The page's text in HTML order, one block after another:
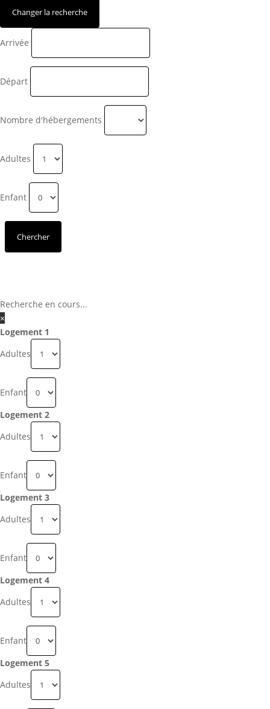
Arrivée
Départ
Nombre d'hébergements
Adultes
Enfant
Recherche en cours...
×
Logement 1
Adultes
Enfant
Logement 2
Adultes
Enfant
Logement 3
Adultes
Enfant
Logement 4
Adultes
Enfant
Logement 5
Adultes